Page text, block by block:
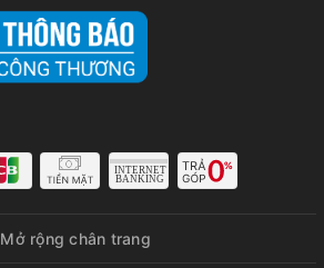
Mở rộng chân trang